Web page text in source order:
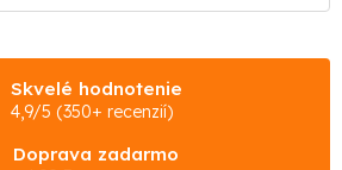
Skvelé hodnotenie
4,9/5 (350+ recenzií)
Doprava zadarmo